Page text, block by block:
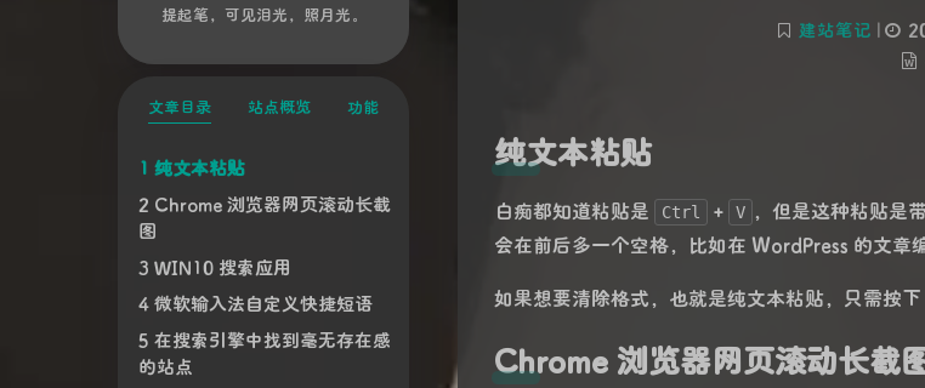
提起笔，可见泪光，照月光。
文章目录 站点概览 功能
纯文本粘贴
Chrome 浏览器网页滚动长截
图
WIN10 搜索应用
微软输入法自定义快捷短语
在搜索引擎中找到毫无存在感
的站点
建站笔记 |
纯文本粘贴
白痴都知道粘贴是 Ctrl + V ，但是这种粘贴是
会在前后多一个空格，比如在 WordPress 的文章
如果想要清除格式，也就是纯文本粘贴，只需按下
Chrome 浏览器网页滚动长截